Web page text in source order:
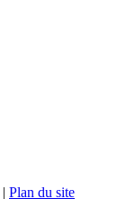
| Plan du site